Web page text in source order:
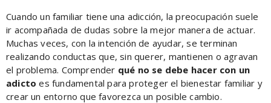
Cuando un familiar tiene una adicción, la preocupación suele
ir acompañada de dudas sobre la mejor manera de actuar.
Muchas veces, con la intención de ayudar, se terminan
realizando conductas que, sin querer, mantienen o agravan
el problema. Comprender qué no se debe hacer con un
adicto es fundamental para proteger el bienestar familiar y
crear un entorno que favorezca un posible cambio.